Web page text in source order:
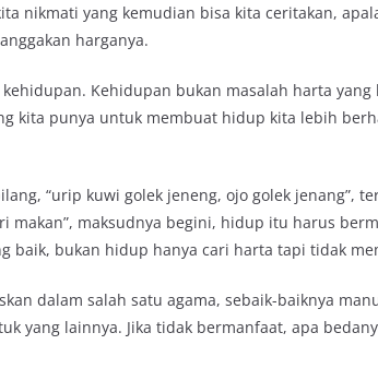
nikmati yang kemudian bisa kita ceritakan,
harganya.
Kehidupan bukan masalah harta
kita punya untuk membuat hidup kita lebih
“urip kuwi golek jeneng, ojo golek jenang”,
makan”, maksudnya begini, hidup itu harus
baik, bukan hidup hanya cari harta tapi tidak
dalam salah satu agama, sebaik-baiknya
yang lainnya. Jika tidak bermanfaat, apa